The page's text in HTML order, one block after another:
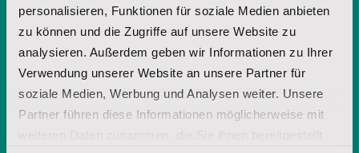
personalisieren, Funktionen für soziale Medien anbieten
zu können und die Zugriffe auf unsere Website zu
analysieren. Außerdem geben wir Informationen zu Ihrer
Verwendung unserer Website an unsere Partner für
soziale Medien, Werbung und Analysen weiter. Unsere
Partner führen diese Informationen möglicherweise mit
Möchten Sie weitere Informationen
über die Lakota-Spiritualität? Fordern
Sie unsere Broschüre an.